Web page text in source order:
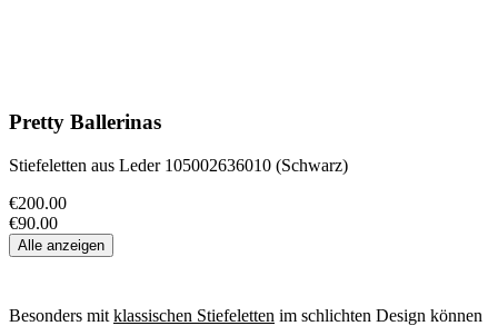
Pretty Ballerinas
Stiefeletten aus Leder 105002636010 (Schwarz)
€200.00
€90.00
Alle anzeigen
Besonders mit klassischen Stiefeletten im schlichten Design können